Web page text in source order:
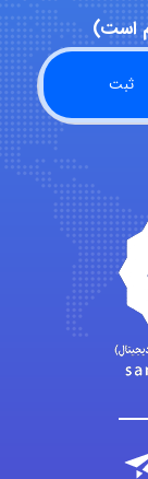
aghajari vahid
Poubakhtiari
Alirez0990
است)